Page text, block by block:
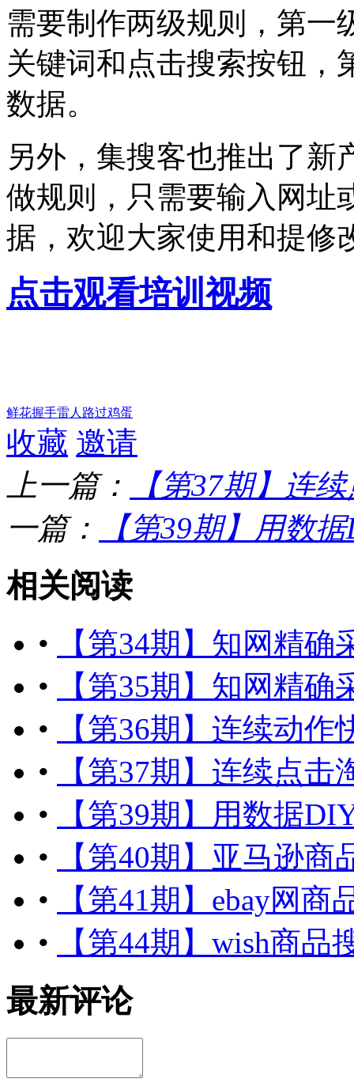
需要制作两级规则，第一
关键词和点击搜索按钮，
数据。
另外，集搜客也推出了
做规则，只需要输入网址
据，欢迎大家使用和提修
点击观看培训视频
鲜花握手雷人 路过鸡蛋
收藏 邀请
上一篇：
【第37期】连
一篇：
【第39期】用数
相关阅读
•
【第34期】知网精确
•
【第35期】知网精确
•
【第36期】连续动作
•
【第37期】连续点
•
【第39期】用数据
•
【第40期】亚马逊
•
【第41期】ebay网
•
【第44期】wish商
最新评论